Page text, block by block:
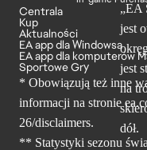
Centrala
Kup
Aktualności
EA app dla Windowsa
EA app dla komputerów
Sportowe Gry
* Obowiązują też inne
informacji na stronie
26/disclaimers.
** Statystyki sezonu